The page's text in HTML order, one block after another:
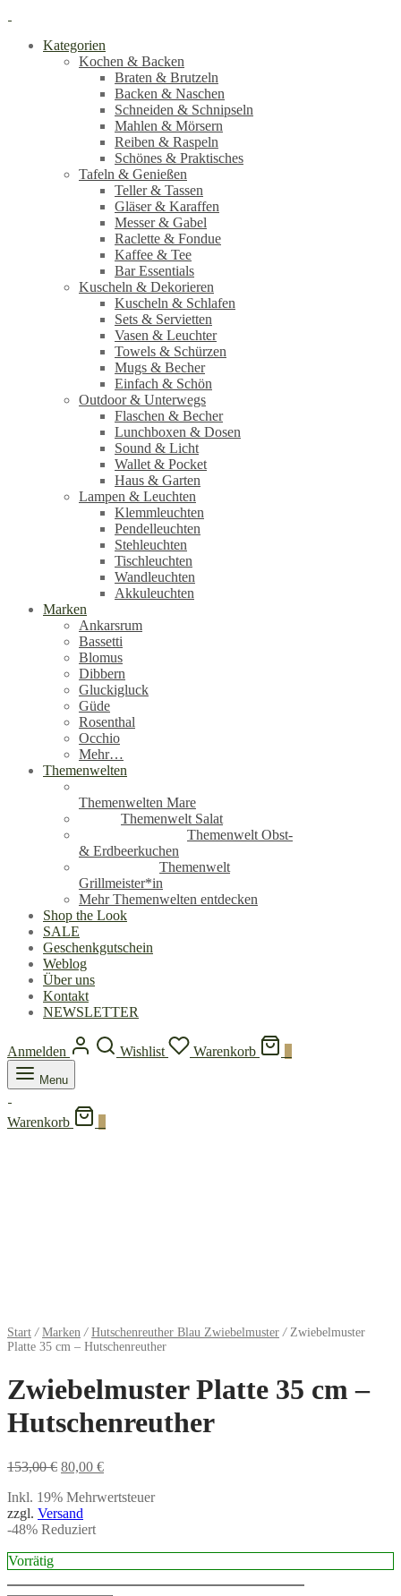
Kategorien
Kochen & Backen
Braten & Brutzeln
Backen & Naschen
Schneiden & Schnipseln
Mahlen & Mörsern
Reiben & Raspeln
Schönes & Praktisches
Tafeln & Genießen
Teller & Tassen
Gläser & Karaffen
Messer & Gabel
Raclette & Fondue
Kaffee & Tee
Bar Essentials
Kuscheln & Dekorieren
Kuscheln & Schlafen
Sets & Servietten
Vasen & Leuchter
Towels & Schürzen
Mugs & Becher
Einfach & Schön
Outdoor & Unterwegs
Flaschen & Becher
Lunchboxen & Dosen
Sound & Licht
Wallet & Pocket
Haus & Garten
Lampen & Leuchten
Klemmleuchten
Pendelleuchten
Stehleuchten
Tischleuchten
Wandleuchten
Akkuleuchten
Marken
Ankarsrum
Bassetti
Blomus
Dibbern
Gluckigluck
Güde
Rosenthal
Occhio
Mehr…
Themenwelten
Themenwelten Mare
Themenwelt Salat
Themenwelt Obst-
& Erdbeerkuchen
Themenwelt
Grillmeister*in
Mehr Themenwelten entdecken
Shop the Look
SALE
Geschenkgutschein
Weblog
Über uns
Kontakt
NEWSLETTER
Anmelden Wishlist Warenkorb
Menu
Warenkorb
Start / Marken / Hutschenreuther Blau Zwiebelmuster /Zwiebelmuster
Platte 35 cm – Hutschenreuther
Zwiebelmuster Platte 35 cm –
Hutschenreuther
153,00€ Ursprünglicher
war:
153,00 €
80,00 €Aktueller
ist:
Inkl. 19% Mehrwertsteuer
zzgl. Versand
-48% Reduziert
Vorrätig